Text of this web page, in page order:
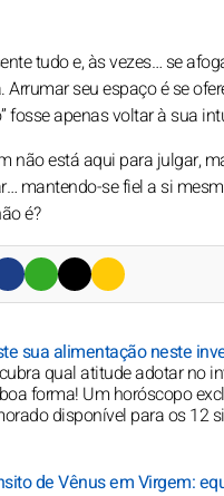
tudo e, às vezes… se
Arrumar seu espaço é se
fosse apenas voltar à sua
não está aqui para julgar,
mantendo-se fiel a si
é?
sua alimentação neste
qual atitude adotar no
forma! Um horóscopo
disponível para os 12
de Vênus em Virgem: